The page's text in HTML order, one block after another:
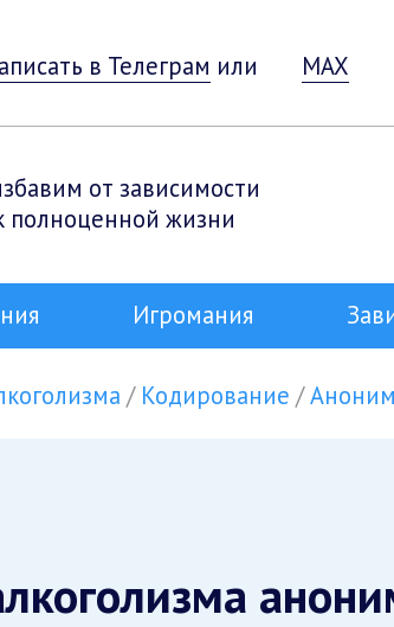
в Телеграм или MAX
от зависимости
полноценной жизни
Игромания
Кодирование